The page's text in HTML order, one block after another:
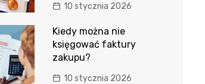
10 stycznia 2026
Kiedy można nie
księgować faktury
zakupu?
10 stycznia 2026